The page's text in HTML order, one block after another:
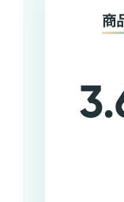
商